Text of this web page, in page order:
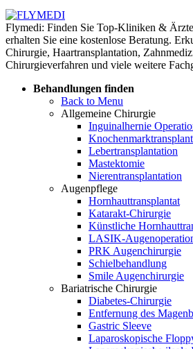
Flymedi: Finden Sie Top-Kliniken &
erhalten Sie eine kostenlose Beratung.
Chirurgie, Haartransplantation,
Chirurgieverfahren und viele weitere
Behandlungen finden
Back to Menu
Allgemeine Chirurgie
Inguinalhernie
Lebertransplantation
Mastektomie
Nierentransplantation
Augenpflege
Hornhauttransplantat
Katarakt-Chirurgie
Künstliche
LASIK-
PRK Augenchirurgie
Schielbehandlung
Smile Augenchirurgie
Bariatrische Chirurgie
Diabetes-Chirurgie
Entfernung des
Gastric Sleeve
Laparoskopische